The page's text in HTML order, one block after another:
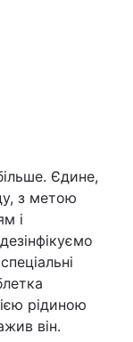
Єдине,
з метою
і
рідиною
він.